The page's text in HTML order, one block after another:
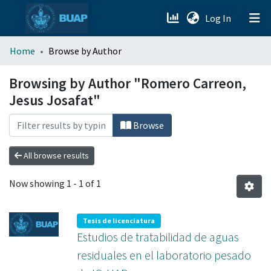
Log In (current)
menu.section.about_menu
All of DSpace
Home Browse by Author
Browsing by Author "Romero Carreon,
Jesus Josafat"
Browse
All browse results
Now showing 1 - 1 of 1
Tesis de licenciatura
Estudios de tratabilidad de aguas
residuales en el laboratorio pesado